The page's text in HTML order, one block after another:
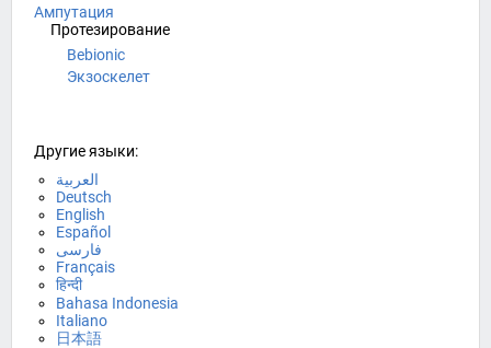
Ампутация
Протезирование
Bebionic
Экзоскелет
Другие языки:
العربية
Deutsch
English
Español
فارسی
Français
हिन्दी
Bahasa Indonesia
Italiano
日本語